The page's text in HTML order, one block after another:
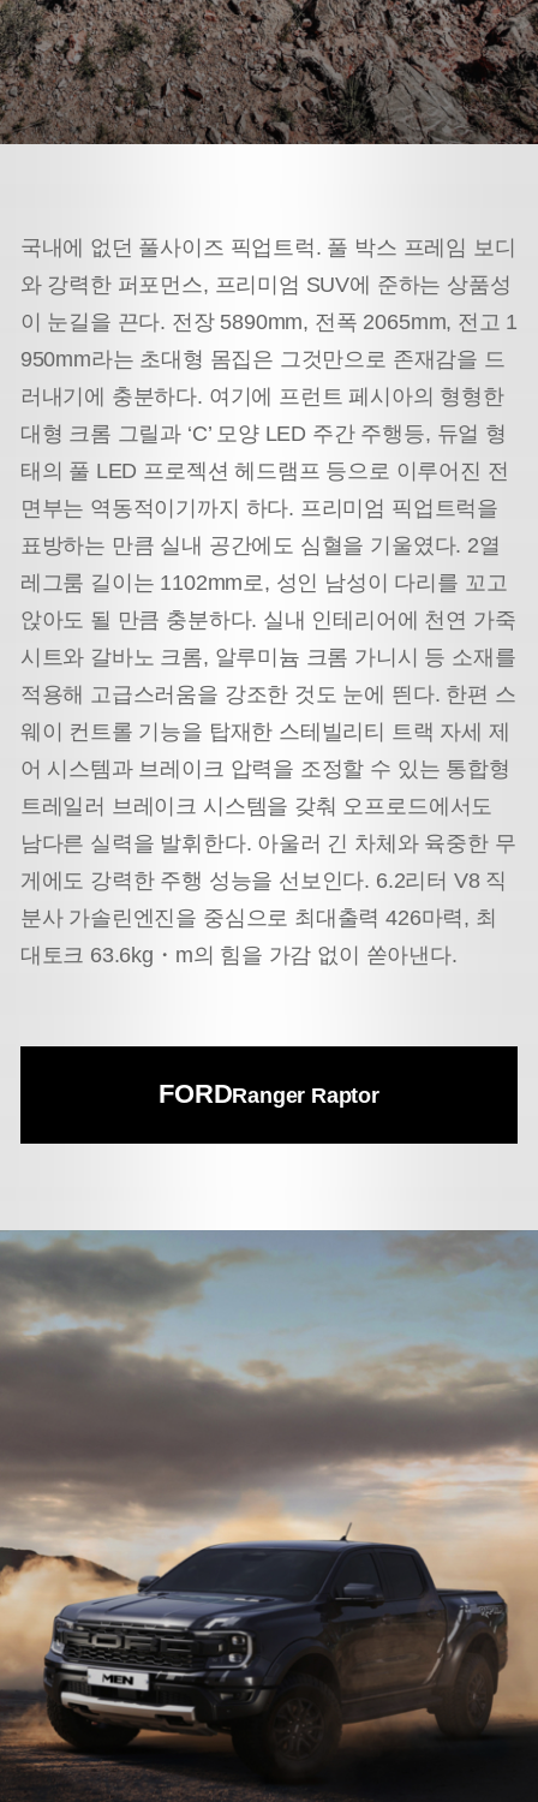
국내에 없던 풀사이즈 픽업트럭. 풀 박스 프레임 보디
와 강력한 퍼포먼스, 프리미엄 SUV에 준하는 상품성
이 눈길을 끈다. 전장 5890mm, 전폭 2065mm, 전고 1
950mm라는 초대형 몸집은 그것만으로 존재감을 드
러내기에 충분하다. 여기에 프런트 페시아의 형형한
대형 크롬 그릴과 ‘C’ 모양 LED 주간 주행등, 듀얼 형
태의 풀 LED 프로젝션 헤드램프 등으로 이루어진 전
면부는 역동적이기까지 하다. 프리미엄 픽업트럭을
표방하는 만큼 실내 공간에도 심혈을 기울였다. 2열
레그룸 길이는 1102mm로, 성인 남성이 다리를 꼬고
앉아도 될 만큼 충분하다. 실내 인테리어에 천연 가죽
시트와 갈바노 크롬, 알루미늄 크롬 가니시 등 소재를
적용해 고급스러움을 강조한 것도 눈에 띈다. 한편 스
웨이 컨트롤 기능을 탑재한 스테빌리티 트랙 자세 제
어 시스템과 브레이크 압력을 조정할 수 있는 통합형
트레일러 브레이크 시스템을 갖춰 오프로드에서도
남다른 실력을 발휘한다. 아울러 긴 차체와 육중한 무
게에도 강력한 주행 성능을 선보인다. 6.2리터 V8 직
분사 가솔린엔진을 중심으로 최대출력 426마력, 최
대토크 63.6kg・m의 힘을 가감 없이 쏟아낸다.
FORDRanger Raptor